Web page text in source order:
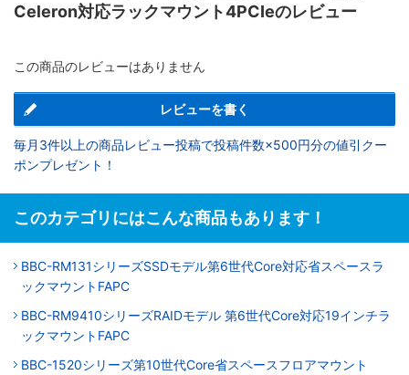
Celeron対応ラックマウント4PCIeのレビュー
この商品のレビューはありません
レビューを書く
毎月3件以上の商品レビュー投稿で投稿件数×500円分の値引クー
ポンプレゼント！
このカテゴリにはこんな商品もあります！
BBC-RM131シリーズSSDモデル第6世代Core対応省スペースラ
ックマウントFAPC
BBC-RM9410シリーズRAIDモデル 第6世代Core対応19インチラ
ックマウントFAPC
BBC-1520シリーズ第10世代Core省スペースフロアマウント